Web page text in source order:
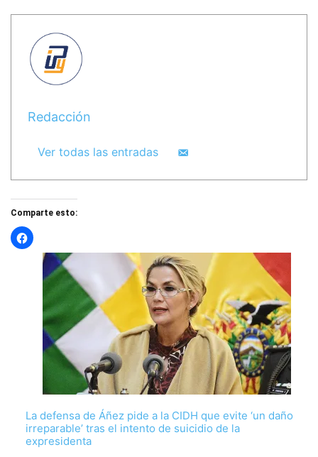
Redacción
Ver todas las entradas
Comparte esto:
La defensa de Áñez pide a la CIDH que evite ‘un daño
irreparable’ tras el intento de suicidio de la
expresidenta